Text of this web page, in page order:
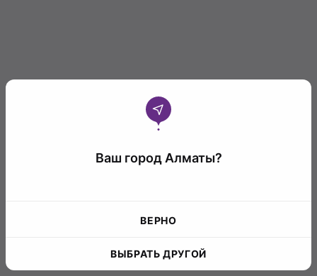
Ваш город Алматы?
ВЕРНО
ВЫБРАТЬ ДРУГОЙ